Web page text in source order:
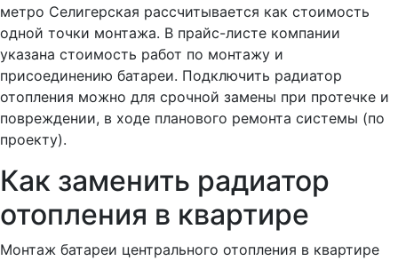
метро Селигерская рассчитывается как стоимость
одной точки монтажа. В прайс-листе компании
указана стоимость работ по монтажу и
присоединению батареи. Подключить радиатор
отопления можно для срочной замены при протечке и
повреждении, в ходе планового ремонта системы (по
проекту).
Как заменить радиатор
отопления в квартире
Монтаж батареи центрального отопления в квартире